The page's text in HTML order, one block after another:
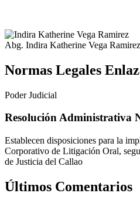
Abg. Indira Katherine Vega Ramirez
Normas Legales
Poder Judicial
Resolución Administrativa
Establecen disposiciones para la
Corporativo de Litigación Oral,
de Justicia del Callao
Últimos Comentarios